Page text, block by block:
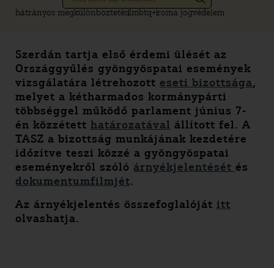
hátrányos megkülönböztetéslmbtq+roma jogvédelem
Szerdán tartja első érdemi ülését az
Országgyűlés gyöngyöspatai események
vizsgálatára létrehozott eseti bizottsága,
melyet a kétharmados kormánypárti
többséggel működő parlament június 7-
én közzétett határozatával állított fel. A
TASZ a bizottság munkájának kezdetére
időzítve teszi közzé a gyöngyöspatai
eseményekről szóló árnyékjelentését és
dokumentumfilmjét.
Az árnyékjelentés összefoglalóját itt
olvashatja.